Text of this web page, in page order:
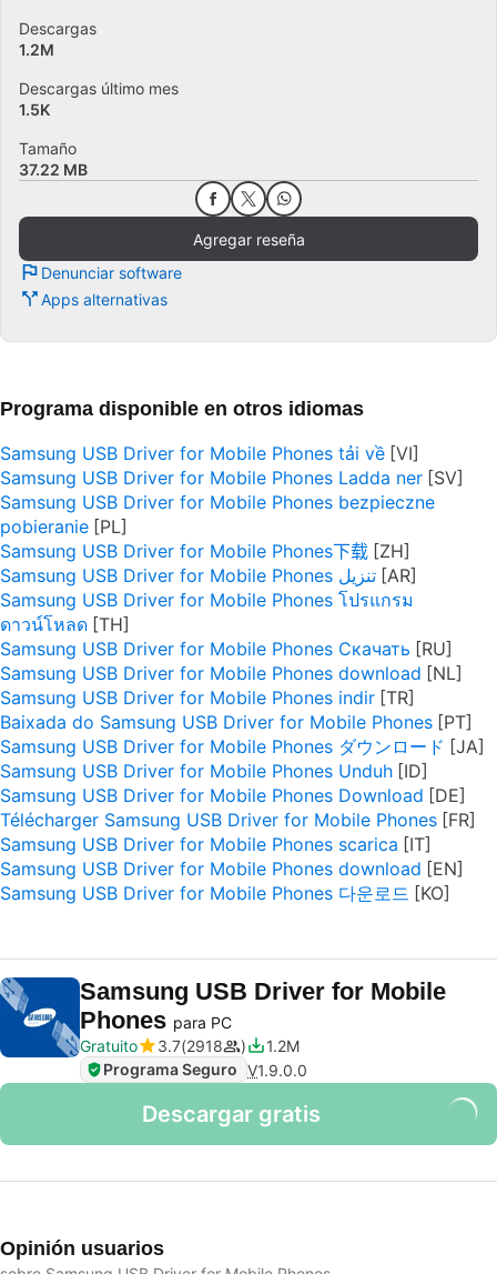
Descargas
1.2M
Descargas último mes
1.5K
Tamaño
37.22 MB
Agregar reseña
Denunciar software
Apps alternativas
Programa disponible en otros idiomas
Samsung USB Driver for Mobile Phones tải về
Samsung USB Driver for Mobile Phones Ladda ner
Samsung USB Driver for Mobile Phones bezpieczne
pobieranie
Samsung USB Driver for Mobile Phones下载
Samsung USB Driver for Mobile Phones تنزيل
Samsung USB Driver for Mobile Phones โปรแกรม
ดาวน์โหลด
Samsung USB Driver for Mobile Phones Скачать
Samsung USB Driver for Mobile Phones download
Samsung USB Driver for Mobile Phones indir
Baixada do Samsung USB Driver for Mobile Phones
Samsung USB Driver for Mobile Phones ダウンロード
Samsung USB Driver for Mobile Phones Unduh
Samsung USB Driver for Mobile Phones Download
Télécharger Samsung USB Driver for Mobile Phones
Samsung USB Driver for Mobile Phones scarica
Samsung USB Driver for Mobile Phones download
Samsung USB Driver for Mobile Phones 다운로드
Samsung USB Driver for Mobile
Phones para PC
Gratuito
3.7 2918
1.2M
Programa Seguro V1.9.0.0
Descargar gratis
Opinión usuarios